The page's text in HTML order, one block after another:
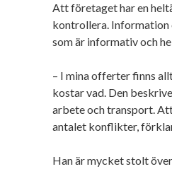
Att företaget har en
kontrollera.
som är informativ och
– I mina offerter finns
kostar vad. Den
arbete och transport.
antalet konflikter,
Han är mycket stolt